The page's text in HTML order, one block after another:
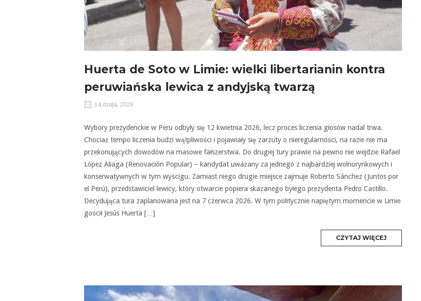
Huerta de Soto w Limie: wielki libertarianin kontra
peruwiańska lewica z andyjską twarzą
14 maja, 2026
Wybory prezydenckie w Peru odbyły się 12 kwietnia 2026, lecz proces liczenia głosów nadal trwa.
Chociaż tempo liczenia budzi wątpliwości i pojawiały się zarzuty o nieregularności, na razie nie ma
przekonujących dowodów na masowe fałszerstwa. Do drugiej tury prawie na pewno nie wejdzie Rafael
López Aliaga (Renovación Popular) – kandydat uważany za jednego z najbardziej wolnorynkowych i
konserwatywnych w tym wyścigu. Zamiast niego drugie miejsce zajmuje Roberto Sánchez (Juntos por
el Perú), przedstawiciel lewicy, który otwarcie popiera skazanego byłego prezydenta Pedro Castillo.
Decydująca tura zaplanowana jest na 7 czerwca 2026. W tym politycznie napiętym momencie w Limie
gościł Jesús Huerta […]
CZYTAJ WIĘCEJ